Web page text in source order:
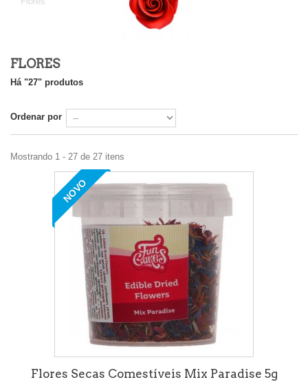
FLORES
Há "27" produtos
Ordenar por
Mostrando 1 - 27 de 27 itens
NOVO
Flores Secas Comestíveis Mix Paradise 5g